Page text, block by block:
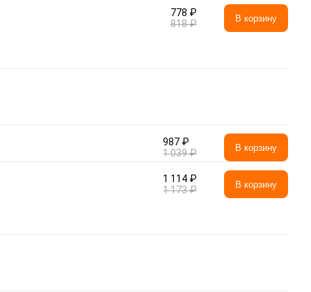
778 ₽
818 ₽
В корзину
987 ₽
1 039 ₽
В корзину
1 114 ₽
1 173 ₽
В корзину